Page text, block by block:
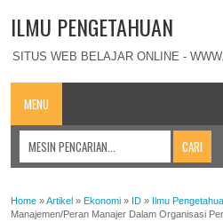
ILMU PENGETAHUAN
SITUS WEB BELAJAR ONLINE -
MENU
Home »Artikel » Ekonomi » ID » Ilmu
Manajemen/Peran Manajer Dalam Organisasi